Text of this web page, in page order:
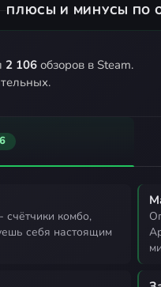
ПЛЮСЫ И МИНУСЫ ПО
2 106 обзоров в Steam.
6
себя настоящим
огромный шаг вперёд по сравнению с Asylum -